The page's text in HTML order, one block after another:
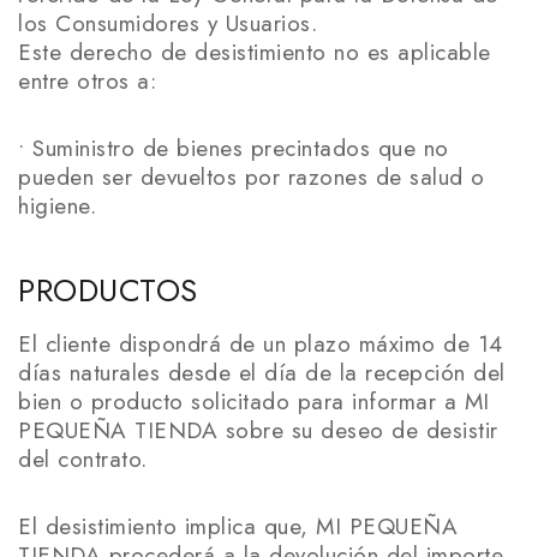
los Consumidores y Usuarios.
Este derecho de desistimiento no es aplicable
entre otros a:
• Suministro de bienes precintados que no
pueden ser devueltos por razones de salud o
higiene.
PRODUCTOS
El cliente dispondrá de un plazo máximo de 14
días naturales desde el día de la recepción del
bien o producto solicitado para informar a MI
PEQUEÑA TIENDA sobre su deseo de desistir
del contrato.
El desistimiento implica que, MI PEQUEÑA